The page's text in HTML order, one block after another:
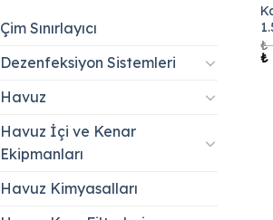
Çim Sınırlayıcı
Dezenfeksiyon Sistemleri
Havuz
Havuz İçi ve Kenar
Ekipmanları
Havuz Kimyasalları
₺
₺